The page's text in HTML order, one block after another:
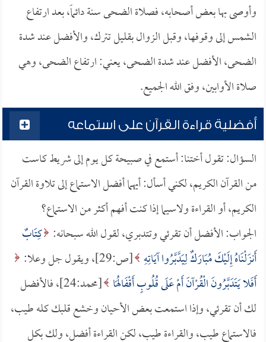
وأوصى بها بعض أصحابه، فصلاة الضحى سنة دائماً، بعد ارتفاع
الشمس إلى وقوفها، وقبل الزوال بقليل تترك، والأفضل عند شدة
الضحى، الأفضل عند شدة الضحى، يعني: ارتفاع الضحى، وهي
صلاة الأوابين، وفق الله الجميع.
أفضلية قراءة القرآن على استماعه
السؤال: تقول أختنا: أستمع في صبيحة كل يوم إلى شريط كاست
من القرآن الكريم، لكني أسأل: أيهما أفضل الاستماع إلى تلاوة القرآن
الكريم، أو القراءة ولاسيما إذا كنت أفهم أكثر من الاستماع؟
الجواب: الأفضل أن تقرئي وتتدبري، لقول الله سبحانه: كِتَابٌ
أَنزَلْنَاهُ إِلَيْكَ مُبَارَكٌ لِيَدَّبَّرُوا آيَاتِهِ [ص:29]، ويقول جل وعلا:
أَفَلا يَتَدَبَّرُونَ الْقُرْآنَ أَمْ عَلَى قُلُوبٍ أَقْفَالُهَا
[محمد:24]، فالأفضل
لك أن تقرئي، وإذا استمعت بعض الأحيان وخشع قلبك كله طيب،
فالاستماع طيب، والقراءة طيب، لكن القراءة أفضل، ولك بكل